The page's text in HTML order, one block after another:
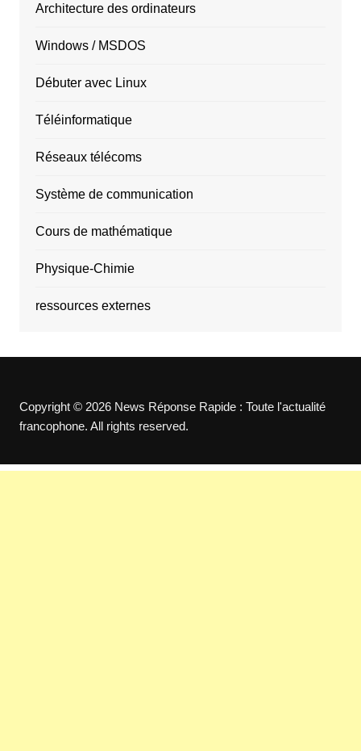
Architecture des ordinateurs
Windows / MSDOS
Débuter avec Linux
Téléinformatique
Réseaux télécoms
Système de communication
Cours de mathématique
Physique-Chimie
ressources externes
Copyright © 2026 News Réponse Rapide : Toute l'actualité
francophone. All rights reserved.